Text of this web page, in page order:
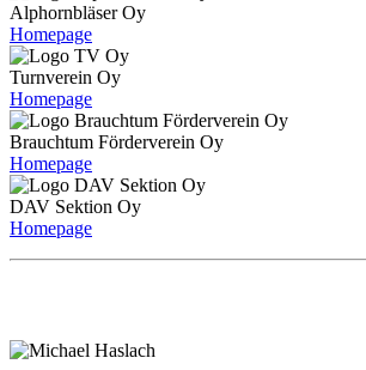
Alphornbläser Oy
Homepage
Turnverein Oy
Homepage
Brauchtum Förderverein Oy
Homepage
DAV Sektion Oy
Homepage